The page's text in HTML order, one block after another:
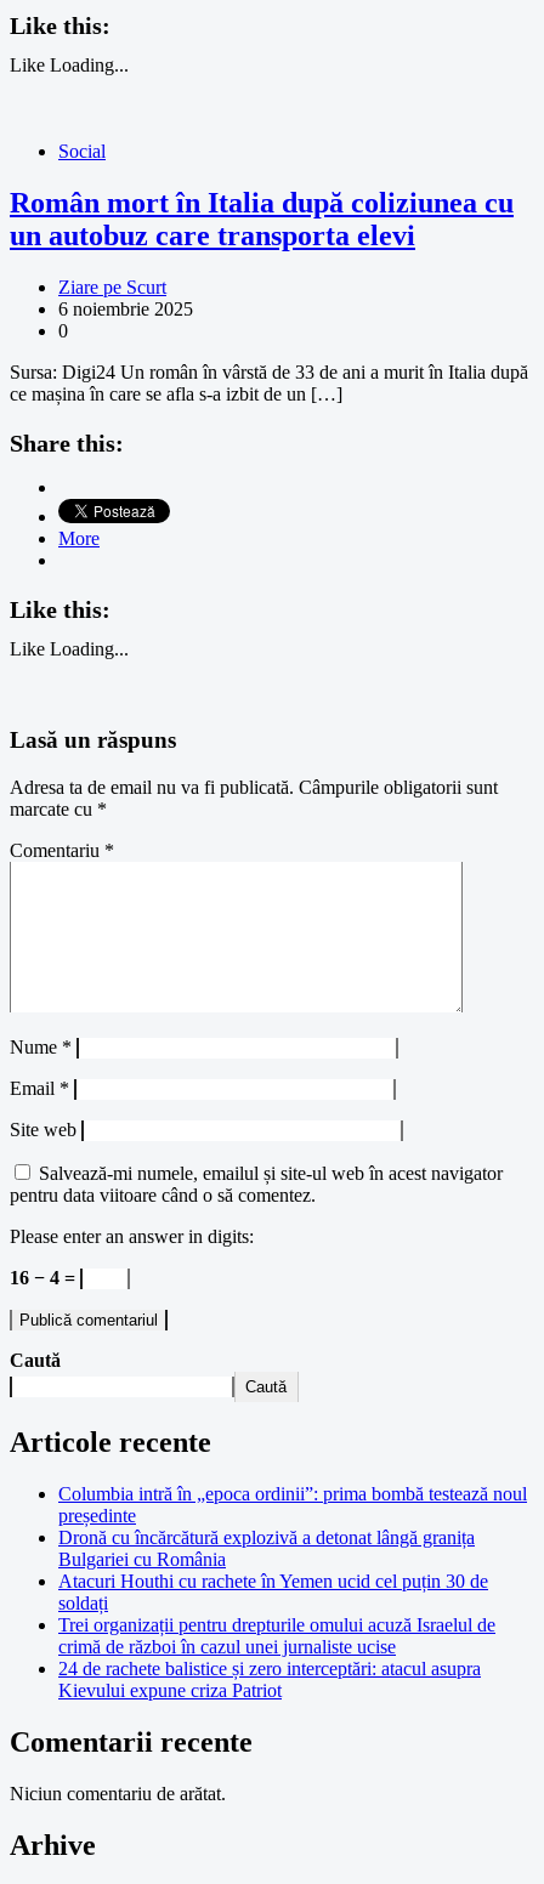
Like this:
Like Loading...
Social
Român mort în Italia după coliziunea cu
un autobuz care transporta elevi
Ziare pe Scurt
6 noiembrie 2025
0
Sursa: Digi24 Un român în vârstă de 33 de ani a murit în Italia după
ce mașina în care se afla s-a izbit de un […]
Share this:
More
Like this:
Like Loading...
Lasă un răspuns
Adresa ta de email nu va fi publicată. Câmpurile obligatorii sunt
marcate cu *
Comentariu *
Nume *
Email *
Site web
Salvează-mi numele, emailul și site-ul web în acest navigator
pentru data viitoare când o să comentez.
Please enter an answer in digits:
16 − 4 =
Caută
Caută
Articole recente
Columbia intră în „epoca ordinii”: prima bombă testează noul
președinte
Dronă cu încărcătură explozivă a detonat lângă granița
Bulgariei cu România
Atacuri Houthi cu rachete în Yemen ucid cel puțin 30 de
soldați
Trei organizații pentru drepturile omului acuză Israelul de
crimă de război în cazul unei jurnaliste ucise
24 de rachete balistice și zero interceptări: atacul asupra
Kievului expune criza Patriot
Comentarii recente
Niciun comentariu de arătat.
Arhive